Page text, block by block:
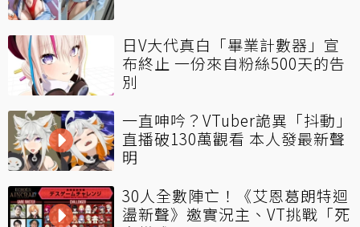
日V大代真白「畢業計數器」宣
布終止 一份來自粉絲500天的告
別
一直呻吟？VTuber詭異「抖動」
直播破130萬觀看 本人發最新聲
明
30人全數陣亡！《艾恩葛朗特迴
盪新聲》邀實況主、VT挑戰「死